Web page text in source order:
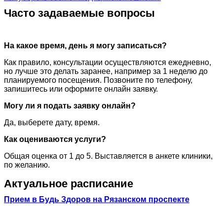
Часто задаваемые вопросы
На какое время, день я могу записаться?
Как правило, консультации осуществляются ежедневно,
но лучше это делать заранее, например за 1 неделю до
планируемого посещения. Позвоните по телефону,
запишитесь или оформите онлайн заявку.
Могу ли я подать заявку онлайн?
Да, выберете дату, время.
Как оцениваются услуги?
Общая оценка от 1 до 5. Выставляется в анкете клиники,
по желанию.
Актуальное расписание
Прием в Будь Здоров на Рязанском проспекте